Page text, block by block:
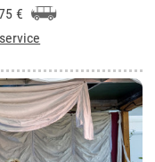
€